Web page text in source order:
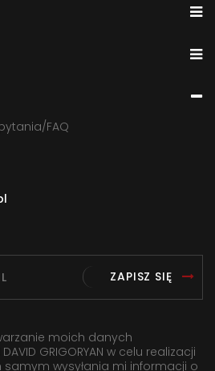
FAQ
ZAPISZ SIĘ
moich danych
GRIGORYAN w celu realizacji
samym wysyłania mi informacji o